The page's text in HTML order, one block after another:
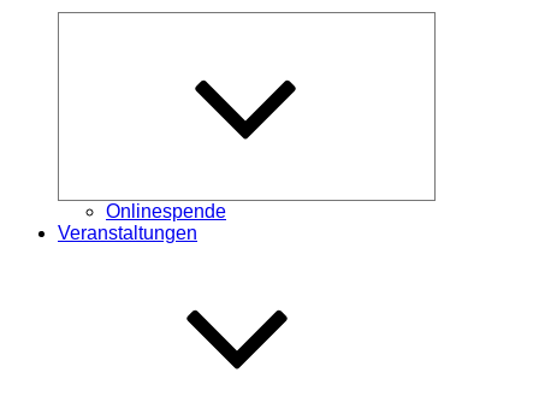
Onlinespende
Veranstaltungen